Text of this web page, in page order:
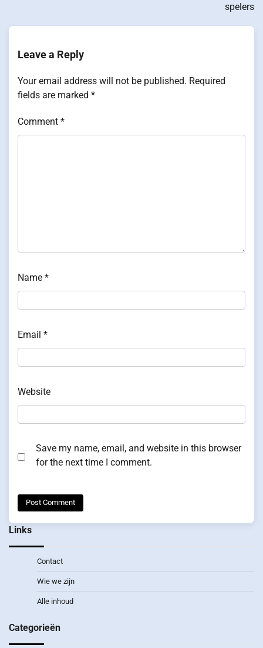
spelers
Leave a Reply
Your email address will not be published. Required
fields are marked *
Comment *
Name *
Email *
Website
Save my name, email, and website in this browser
for the next time I comment.
Links
Contact
Wie we zijn
Alle inhoud
Categorieën